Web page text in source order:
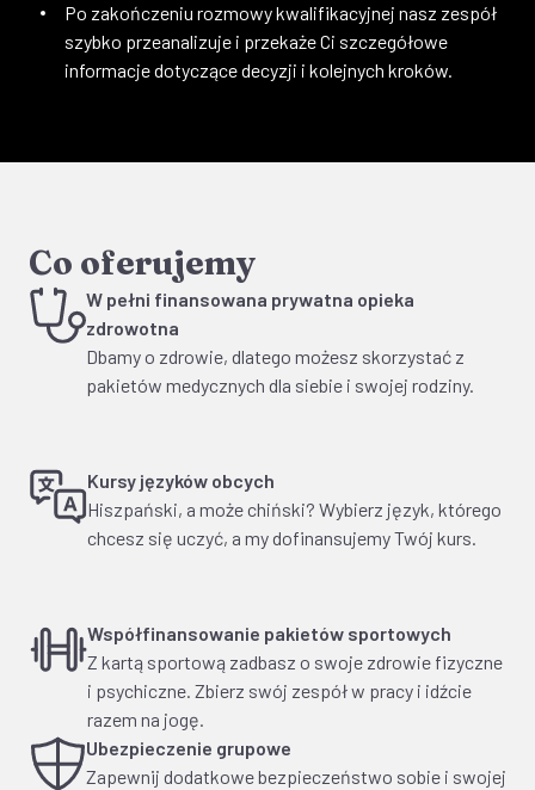
Po zakończeniu rozmowy kwalifikacyjnej nasz zespół
szybko przeanalizuje i przekaże Ci szczegółowe
informacje dotyczące decyzji i kolejnych kroków.
Co oferujemy
W pełni finansowana prywatna opieka
zdrowotna
Dbamy o zdrowie, dlatego możesz skorzystać z
pakietów medycznych dla siebie i swojej rodziny.
Kursy języków obcych
Hiszpański, a może chiński? Wybierz język, którego
chcesz się uczyć, a my dofinansujemy Twój kurs.
Współfinansowanie pakietów sportowych
Z kartą sportową zadbasz o swoje zdrowie fizyczne
i psychiczne. Zbierz swój zespół w pracy i idźcie
razem na jogę.
Ubezpieczenie grupowe
Zapewnij dodatkowe bezpieczeństwo sobie i swojej